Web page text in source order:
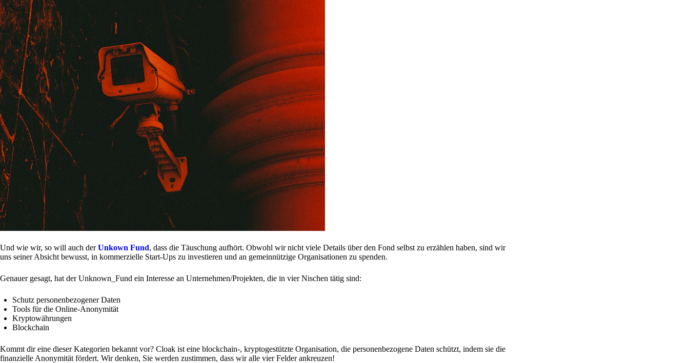
Und wie wir, so will auch derUnkown Fund, dass die Täuschung aufhört. Obwohl wir nicht viele Details über den Fond selbst zu erzählen haben, sind wir
uns seiner Absicht bewusst, in kommerzielle Start-Ups zu investieren und an gemeinnützige Organisationen zu spenden.
Genauer gesagt, hat der Unknown_Fund ein Interesse an Unternehmen/Projekten, die in vier Nischen tätig sind:
Schutz personenbezogener Daten
Tools für die Online-Anonymität
Kryptowährungen
Blockchain
Kommt dir eine dieser Kategorien bekannt vor? Cloak ist eine blockchain-, kryptogestützte Organisation, die personenbezogene Daten schützt, indem sie die
finanzielle Anonymität fördert. Wir denken, Sie werden zustimmen, dass wir alle vier Felder ankreuzen!